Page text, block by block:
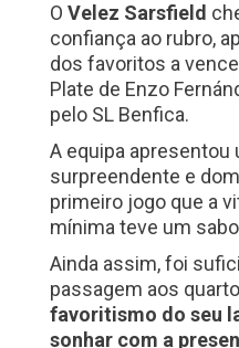
O Velez Sarsfield
confiança ao rubro,
dos favoritos a
Plate de Enzo
pelo SL Benfica.
A equipa
surpreendente e
primeiro jogo que a
mínima teve um
Ainda assim, foi
passagem aos
favoritismo do seu
sonhar com a